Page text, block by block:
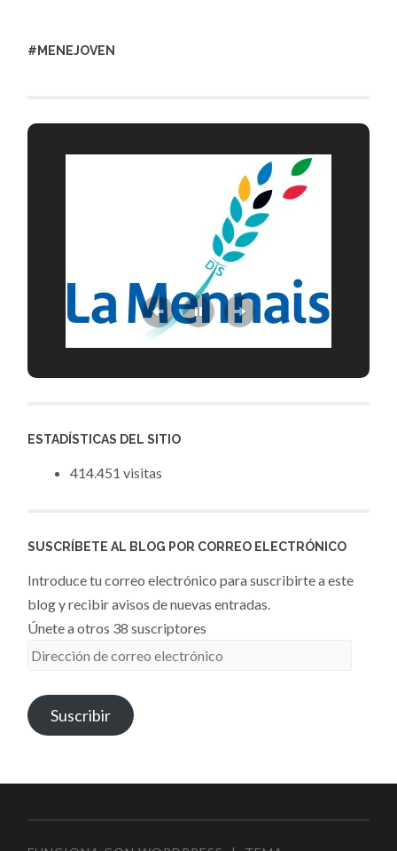
#MENEJOVEN
ESTADÍSTICAS DEL SITIO
414.451 visitas
SUSCRÍBETE AL BLOG POR CORREO ELECTRÓNICO
Introduce tu correo electrónico para suscribirte a este
blog y recibir avisos de nuevas entradas.
Únete a otros 38 suscriptores
Dirección
correo
electrónico
Suscribir